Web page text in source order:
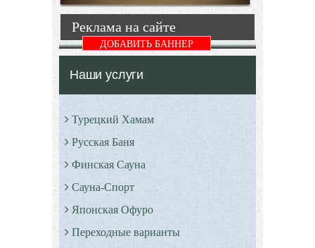
нагреваемого
помещения
сауна
благотворно
Реклама на сайте
ДОБАВИТЬ БАННЕР
Наши услуги
Турецкий Хамам
Русская Баня
Финская Сауна
Сауна-Спорт
Японская Офуро
Переходные варианты